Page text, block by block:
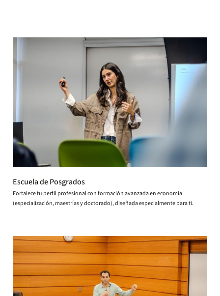
Escuela de Posgrados
Fortalece tu perfil profesional con formación avanzada en economía
(especialización, maestrías y doctorado), diseñada especialmente para ti.